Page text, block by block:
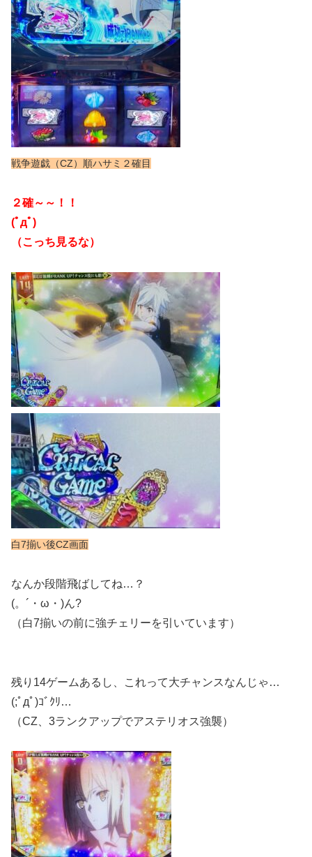
戦争遊戯（CZ）順ハサミ２確目
２確～～！！
(ﾟдﾟ)
（こっち見るな）
白7揃い後CZ画面
なんか段階飛ばしてね…？
(。´・ω・)ん?
（白7揃いの前に強チェリーを引いています）
残り14ゲームあるし、これって大チャンスなんじゃ…
(;ﾟдﾟ)ｺﾞｸﾘ…
（CZ、3ランクアップでアステリオス強襲）